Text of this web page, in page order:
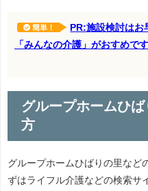
簡単！
PR:施設検討は
「みんなの介護」がおすめで
グループホームひ
方
グループホームひばりの里など
ずはライフル介護などの検索サ